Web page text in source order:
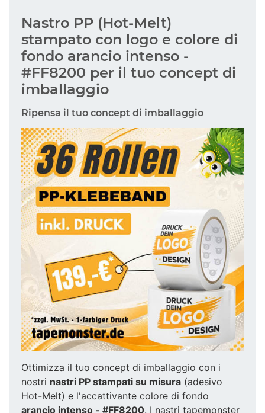
Nastro PP (Hot-Melt)
stampato con logo e colore di
fondo arancio intenso -
#FF8200 per il tuo concept di
imballaggio
Ripensa il tuo concept di imballaggio
Ottimizza il tuo concept di imballaggio con i
nostri nastri PP stampati su misura (adesivo
Hot-Melt) e l'accattivante colore di fondo
arancio intenso - #FF8200. I nastri tapemonster